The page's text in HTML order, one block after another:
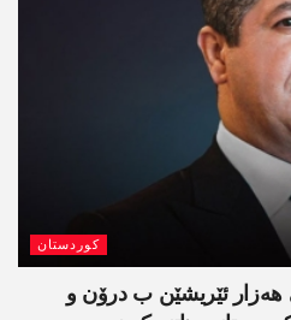
کوردستان
ھەزار ئێریشێن ب درۆن و